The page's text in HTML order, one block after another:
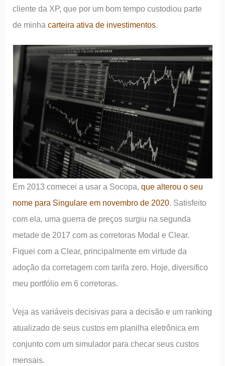
cliente da XP, que por um bom tempo custodiou parte
de minhacarteira ativa de investimentos.
Em 2013 comecei a usar a Socopa,que alterou o seu
nome para Singulare em novembro de 2020. Satisfeito
com ela, uma guerra de preços surgiu na segunda
metade de 2017 com as corretoras Modal e Clear.
Fiquei com a Clear, principalmente em virtude da
adoção da corretagem com tarifa zero. Hoje, diversifico
meu portfólio em 6 corretoras.
Veja as variáveis decisivas para a decisão e um ranking
atualizado de seus custos em planilha eletrônica em
conjunto com um simulador para checar seus custos
mensais.